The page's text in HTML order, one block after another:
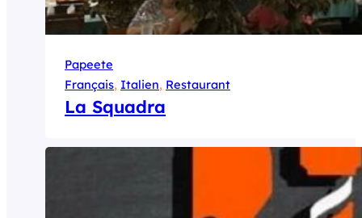
Papeete
Français, Italien, Restaurant
La Squadra